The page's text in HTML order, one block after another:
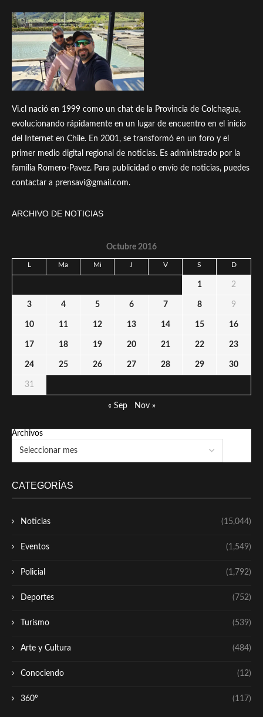
Vi.cl nació en 1999 como un chat de la Provincia de Colchagua,
evolucionando rápidamente en un lugar de encuentro en el inicio
del Internet en Chile. En 2001, se transformó en un foro y el
primer medio digital regional de noticias. Es administrado por la
familia Romero-Pavez. Para publicidad o envío de noticias, puedes
contactar a prensavi@gmail.com.
ARCHIVO DE NOTICIAS
Octubre 2016
L Ma Mi J V S D
1 2
3 4 5 6 7 8 9
10 11 12 13 14 15 16
17 18 19 20 21 22 23
24 25 26 27 28 29 30
31
« Sep Nov »
Archivos
CATEGORÍAS
Noticias (15,044)
Eventos (1,549)
Policial (1,792)
Deportes (752)
Turismo (539)
Arte y Cultura (484)
Conociendo (12)
360º (117)